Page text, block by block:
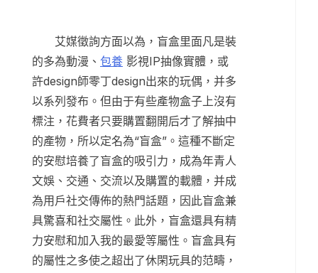
艾媒徵詢方面以為，盲盒里面凡是裝
的多為動漫、 包養 影視IP抽像實體，或
許design師零丁design出來的玩偶，并多
以系列發布。但由于有些產物盒子上沒有
標注，花費者只要購置翻開后才了解抽中
的產物，所以定名為“盲盒”。這種不斷定
的安慰培養了盲盒的吸引力，成為年青人
文娛、交通、交流以及購置的載體，并成
為用戶社交傳佈的熱門話題，因此盲盒兼
具驚喜和社交屬性。此外，盲盒還具有精
力安慰和加入我的最愛等屬性。盲盒具有
的屬性之多使之超出了休閑玩具的范疇，